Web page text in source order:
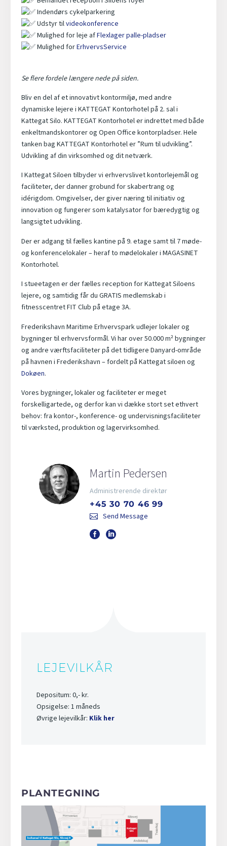
Indendørs cykelparkering
Udstyr tilvideokonference
Mulighed for leje afFlexlager palle-pladser
Mulighed forErhvervsService
Se flere fordele længere nede på siden.
Bliv en del af et innovativt kontormiljø, med andre
dynamiske lejere i KATTEGAT Kontorhotel på 2. sal i
Kattegat Silo. KATTEGAT Kontorhotel er indrettet med både
enkeltmandskontorer og Open Office kontorpladser. Hele
tanken bag KATTEGAT Kontorhotel er ”Rum til udvikling”.
Udvikling af din virksomhed og dit netværk.
I Kattegat Siloen tilbyder vi erhvervslivet kontorlejemål og
faciliteter, der danner grobund for skabertrang og
idérigdom. Omgivelser, der giver næring til initiativ og
innovation og fungerer som katalysator for bæredygtig og
langsigtet udvikling.
Der er adgang til fælles kantine på 9. etage samt til 7 møde-
og konferencelokaler – heraf to mødelokaler i MAGASINET
Kontorhotel.
I stueetagen er der fælles reception for Kattegat Siloens
lejere, og samtidig får du GRATIS medlemskab i
fitnesscentret FIT Club på etage 3A.
Frederikshavn Maritime Erhvervspark udlejer lokaler og
bygninger til erhvervsformål. Vi har over 50.000 m² bygninger
og andre værftsfaciliteter på det tidligere Danyard-område
på havnen i Frederikshavn – fordelt på Kattegat siloen og
Dokøen.
Vores bygninger, lokaler og faciliteter er meget
forskelligartede, og derfor kan vi dække stort set ethvert
behov: fra kontor-, konference- og undervisningsfaciliteter
til værksted, produktion og lagervirksomhed.
Martin Pedersen
Administrerende direktør
+45 30 70 46 99
Send Message
LEJEVILKÅR
Depositum: 0,- kr.
Opsigelse: 1 måneds
Øvrige lejevilkår: Klik her
PLANTEGNING